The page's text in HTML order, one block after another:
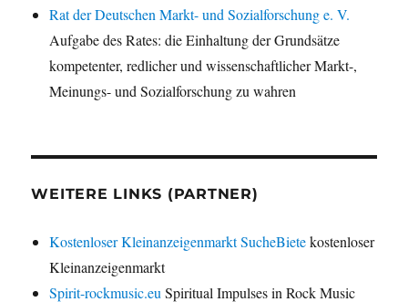
Rat der Deutschen Markt- und Sozialforschung e. V.
Aufgabe des Rates: die Einhaltung der Grundsätze
kompetenter, redlicher und wissenschaftlicher Markt-,
Meinungs- und Sozialforschung zu wahren
WEITERE LINKS (PARTNER)
Kostenloser Kleinanzeigenmarkt SucheBietekostenloser
Kleinanzeigenmarkt
Spirit-rockmusic.eu Spiritual Impulses in Rock Music